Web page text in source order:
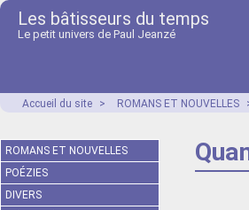
Les bâtisseurs du temps
Le petit univers de Paul Jeanzé
Accueil du site > ROMANS ET NOUVELLES
ROMANS ET NOUVELLES
POÉZIES
DIVERS